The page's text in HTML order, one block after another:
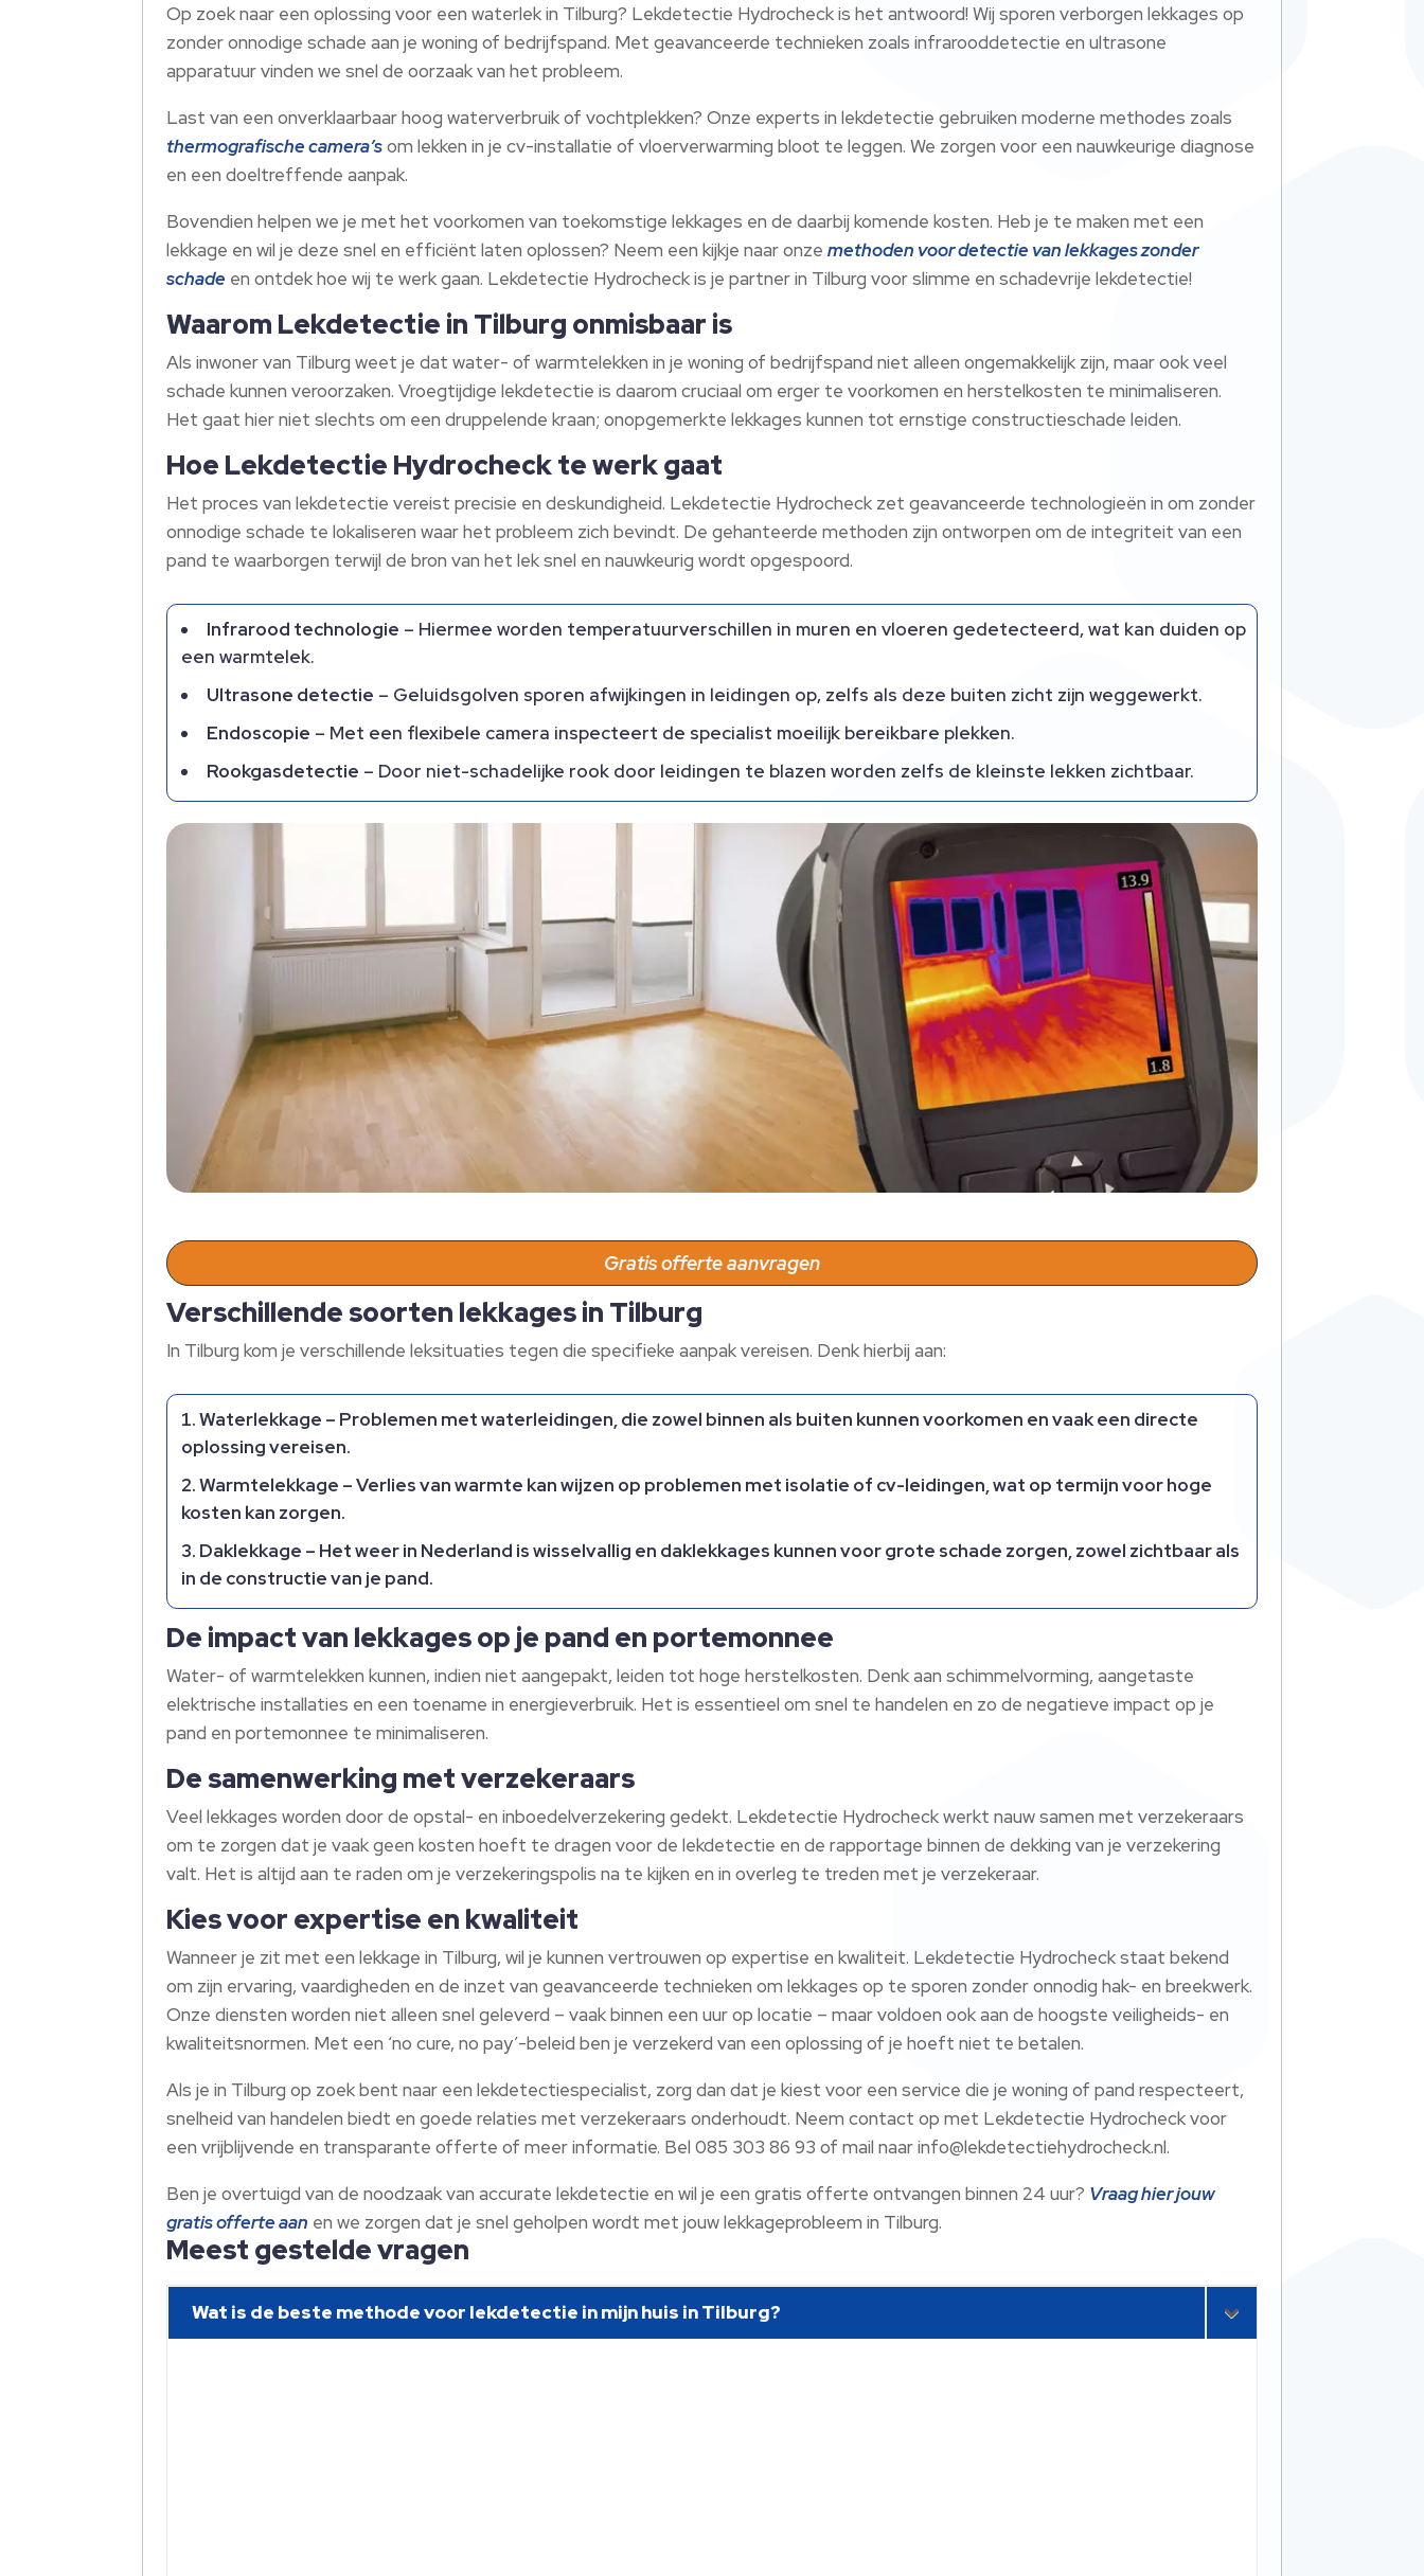
Op zoek naar een oplossing voor een waterlek in Tilburg? Lekdetectie Hydrocheck is het antwoord! Wij sporen verborgen lekkages op
zonder onnodige schade aan je woning of bedrijfspand. Met geavanceerde technieken zoals infrarooddetectie en ultrasone
apparatuur vinden we snel de oorzaak van het probleem.
Last van een onverklaarbaar hoog waterverbruik of vochtplekken? Onze experts in lekdetectie gebruiken moderne methodes zoals
thermografische camera’som lekken in je cv-installatie of vloerverwarming bloot te leggen. We zorgen voor een nauwkeurige diagnose
en een doeltreffende aanpak.
Bovendien helpen we je met het voorkomen van toekomstige lekkages en de daarbij komende kosten. Heb je te maken met een
lekkage en wil je deze snel en efficiënt laten oplossen? Neem een kijkje naar onzemethoden voor detectie van lekkages zonder
schade en ontdek hoe wij te werk gaan. Lekdetectie Hydrocheck is je partner in Tilburg voor slimme en schadevrije lekdetectie!
Waarom Lekdetectie in Tilburg onmisbaar is
Als inwoner van Tilburg weet je dat water- of warmtelekken in je woning of bedrijfspand niet alleen ongemakkelijk zijn, maar ook veel
schade kunnen veroorzaken. Vroegtijdige lekdetectie is daarom cruciaal om erger te voorkomen en herstelkosten te minimaliseren.
Het gaat hier niet slechts om een druppelende kraan; onopgemerkte lekkages kunnen tot ernstige constructieschade leiden.
Hoe Lekdetectie Hydrocheck te werk gaat
Het proces van lekdetectie vereist precisie en deskundigheid. Lekdetectie Hydrocheck zet geavanceerde technologieën in om zonder
onnodige schade te lokaliseren waar het probleem zich bevindt. De gehanteerde methoden zijn ontworpen om de integriteit van een
pand te waarborgen terwijl de bron van het lek snel en nauwkeurig wordt opgespoord.
Infrarood technologie – Hiermee worden temperatuurverschillen in muren en vloeren gedetecteerd, wat kan duiden op
een warmtelek.
Ultrasone detectie – Geluidsgolven sporen afwijkingen in leidingen op, zelfs als deze buiten zicht zijn weggewerkt.
Endoscopie – Met een flexibele camera inspecteert de specialist moeilijk bereikbare plekken.
Rookgasdetectie – Door niet-schadelijke rook door leidingen te blazen worden zelfs de kleinste lekken zichtbaar.
Gratis offerte aanvragen
Verschillende soorten lekkages in Tilburg
In Tilburg kom je verschillende leksituaties tegen die specifieke aanpak vereisen. Denk hierbij aan:
Waterlekkage – Problemen met waterleidingen, die zowel binnen als buiten kunnen voorkomen en vaak een directe
oplossing vereisen.
Warmtelekkage – Verlies van warmte kan wijzen op problemen met isolatie of cv-leidingen, wat op termijn voor hoge
kosten kan zorgen.
Daklekkage – Het weer in Nederland is wisselvallig en daklekkages kunnen voor grote schade zorgen, zowel zichtbaar als
in de constructie van je pand.
De impact van lekkages op je pand en portemonnee
Water- of warmtelekken kunnen, indien niet aangepakt, leiden tot hoge herstelkosten. Denk aan schimmelvorming, aangetaste
elektrische installaties en een toename in energieverbruik. Het is essentieel om snel te handelen en zo de negatieve impact op je
pand en portemonnee te minimaliseren.
De samenwerking met verzekeraars
Veel lekkages worden door de opstal- en inboedelverzekering gedekt. Lekdetectie Hydrocheck werkt nauw samen met verzekeraars
om te zorgen dat je vaak geen kosten hoeft te dragen voor de lekdetectie en de rapportage binnen de dekking van je verzekering
valt. Het is altijd aan te raden om je verzekeringspolis na te kijken en in overleg te treden met je verzekeraar.
Kies voor expertise en kwaliteit
Wanneer je zit met een lekkage in Tilburg, wil je kunnen vertrouwen op expertise en kwaliteit. Lekdetectie Hydrocheck staat bekend
om zijn ervaring, vaardigheden en de inzet van geavanceerde technieken om lekkages op te sporen zonder onnodig hak- en breekwerk.
Onze diensten worden niet alleen snel geleverd – vaak binnen een uur op locatie – maar voldoen ook aan de hoogste veiligheids- en
kwaliteitsnormen. Met een ‘no cure, no pay’-beleid ben je verzekerd van een oplossing of je hoeft niet te betalen.
Als je in Tilburg op zoek bent naar een lekdetectiespecialist, zorg dan dat je kiest voor een service die je woning of pand respecteert,
snelheid van handelen biedt en goede relaties met verzekeraars onderhoudt. Neem contact op met Lekdetectie Hydrocheck voor
een vrijblijvende en transparante offerte of meer informatie. Bel 085 303 86 93 of mail naar info@lekdetectiehydrocheck.nl.
Ben je overtuigd van de noodzaak van accurate lekdetectie en wil je een gratis offerte ontvangen binnen 24 uur? Vraag hier jouw
gratis offerte aan en we zorgen dat je snel geholpen wordt met jouw lekkageprobleem in Tilburg.
Meest gestelde vragen
Wat is de beste methode voor lekdetectie in mijn huis in Tilburg?